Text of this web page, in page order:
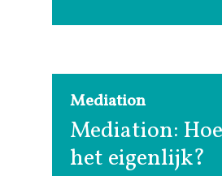
Mediation
Mediation:
het eigenlijk?